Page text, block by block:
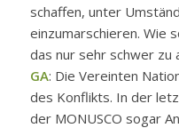
schaffen, unter
einzumarschieren. Wie
das nur sehr schwer zu
GA: Die Vereinten
des Konflikts. In der
der MONUSCO sogar